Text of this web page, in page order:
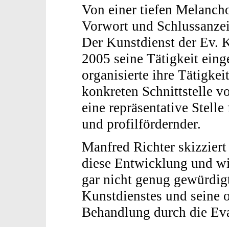
Von einer tiefen
Vorwort und
Der Kunstdienst der Ev.
2005 seine Tätigkeit
organisierte ihre
konkreten Schnittstelle
eine repräsentative
und profilfördernder.
Manfred Richter
diese Entwicklung und
gar nicht genug
Kunstdienstes und seine
Behandlung durch die